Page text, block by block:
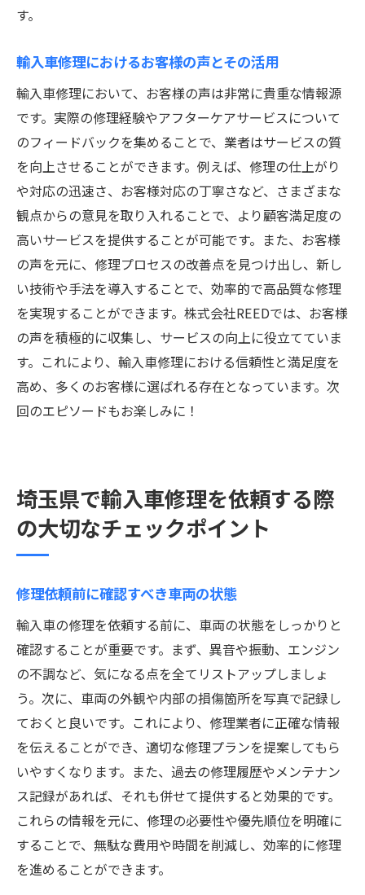
す。
輸入車修理におけるお客様の声とその活用
輸入車修理において、お客様の声は非常に貴重な情報源
です。実際の修理経験やアフターケアサービスについて
のフィードバックを集めることで、業者はサービスの質
を向上させることができます。例えば、修理の仕上がり
や対応の迅速さ、お客様対応の丁寧さなど、さまざまな
観点からの意見を取り入れることで、より顧客満足度の
高いサービスを提供することが可能です。また、お客様
の声を元に、修理プロセスの改善点を見つけ出し、新し
い技術や手法を導入することで、効率的で高品質な修理
を実現することができます。株式会社REEDでは、お客様
の声を積極的に収集し、サービスの向上に役立てていま
す。これにより、輸入車修理における信頼性と満足度を
高め、多くのお客様に選ばれる存在となっています。次
回のエピソードもお楽しみに！
埼玉県で輸入車修理を依頼する際
の大切なチェックポイント
修理依頼前に確認すべき車両の状態
輸入車の修理を依頼する前に、車両の状態をしっかりと
確認することが重要です。まず、異音や振動、エンジン
の不調など、気になる点を全てリストアップしましょ
う。次に、車両の外観や内部の損傷箇所を写真で記録し
ておくと良いです。これにより、修理業者に正確な情報
を伝えることができ、適切な修理プランを提案してもら
いやすくなります。また、過去の修理履歴やメンテナン
ス記録があれば、それも併せて提供すると効果的です。
これらの情報を元に、修理の必要性や優先順位を明確に
することで、無駄な費用や時間を削減し、効率的に修理
を進めることができます。